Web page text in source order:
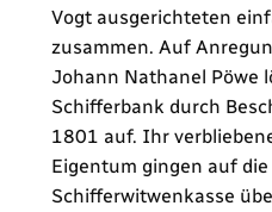
Vogt ausgerichteten
zusammen. Auf
Johann Nathanel Pöwe
Schifferbank durch
1801 auf. Ihr
Eigentum gingen auf
Schifferwitwenkasse